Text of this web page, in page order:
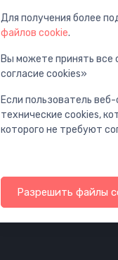
Главная страница
Вернуться на
Для получения более
файлов cookie.
Вы можете принять все
согласие cookies»
Если пользователь
технические cookies,
которого не требуют
Разрешить файлы